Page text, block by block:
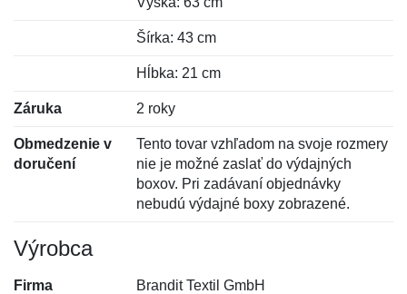
Šírka: 43 cm
Hĺbka: 21 cm
Záruka 2 roky
Obmedzenie v
doručení
Tento tovar vzhľadom na svoje rozmery
nie je možné zaslať do výdajných
boxov. Pri zadávaní objednávky
nebudú výdajné boxy zobrazené.
Výrobca
Firma Brandit Textil GmbH